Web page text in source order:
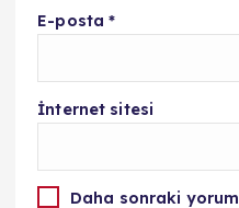
E-posta*
İnternet sitesi
Daha sonraki